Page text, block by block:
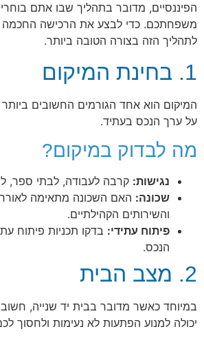
הפיננסיים, מדובר בתהליך שבו אתם
משפחתכם. כדי לבצע את הרכישה החכמה
לתהליך הזה בצורה הטובה ביותר.
1. בחינת המיקום
המיקום הוא אחד הגורמים החשובים
על ערך הנכס בעתיד.
מה לבדוק במיקום?
נגישות: קרבה לעבודה, לבתי ספר,
שכונה: האם השכונה מתאימה
והשירותים הקהילתיים.
פיתוח עתידי: בדקו תכניות פיתוח
הנכס.
2. מצב הבית
במיוחד כאשר מדובר בבית יד שנייה,
יכולה למנוע הפתעות לא נעימות ולחסוך